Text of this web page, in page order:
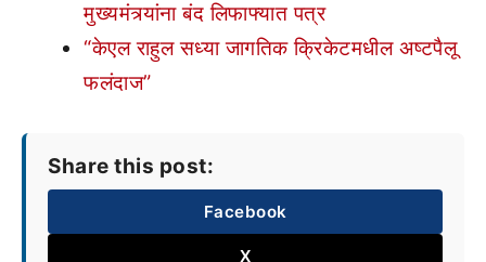
मुख्यमंत्र्यांना बंद लिफाफ्यात पत्र
“केएल राहुल सध्या जागतिक क्रिकेटमधील अष्टपैलू
फलंदाज”
Share this post:
Facebook
X